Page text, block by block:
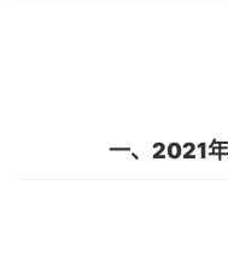
一、 2021